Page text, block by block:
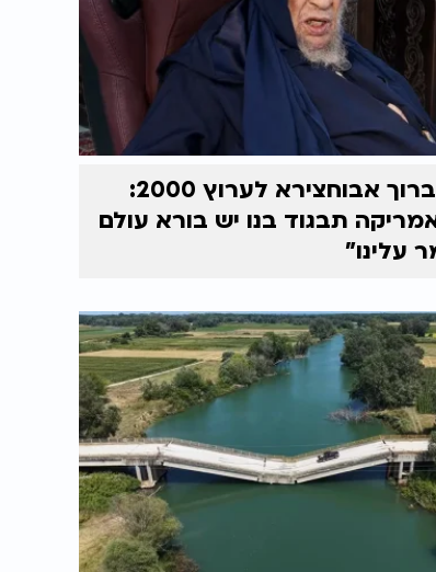
בבא ברוך אבוחצירא לערוץ 2000:
תבגוד בנו יש בורא עולם
עלינו"